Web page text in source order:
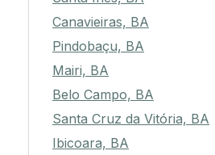
Canavieiras, BA
Pindobaçu, BA
Mairi, BA
Belo Campo, BA
Santa Cruz da Vitória, BA
Ibicoara, BA